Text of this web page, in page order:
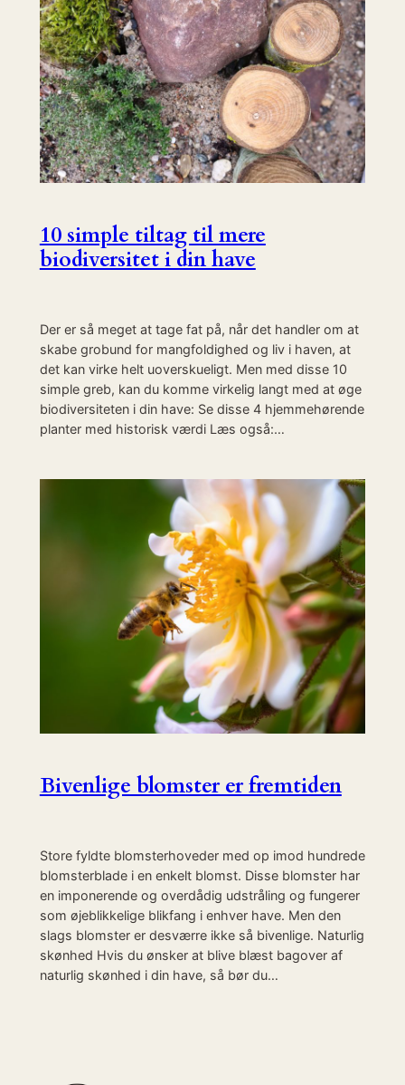
10 simple tiltag til mere
biodiversitet i din have
Der er så meget at tage fat på, når det handler om at
skabe grobund for mangfoldighed og liv i haven, at
det kan virke helt uoverskueligt. Men med disse 10
simple greb, kan du komme virkelig langt med at øge
biodiversiteten i din have: Se disse 4 hjemmehørende
planter med historisk værdi Læs også:…
Bivenlige blomster er fremtiden
Store fyldte blomsterhoveder med op imod hundrede
blomsterblade i en enkelt blomst. Disse blomster har
en imponerende og overdådig udstråling og fungerer
som øjeblikkelige blikfang i enhver have. Men den
slags blomster er desværre ikke så bivenlige. Naturlig
skønhed Hvis du ønsker at blive blæst bagover af
naturlig skønhed i din have, så bør du…